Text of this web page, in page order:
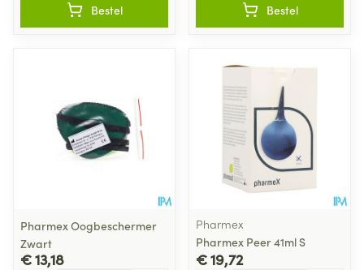
Bestel Bestel
Pharmex Oogbeschermer
Zwart
€ 13,18
Pharmex
Pharmex Peer 41ml S
€ 19,72